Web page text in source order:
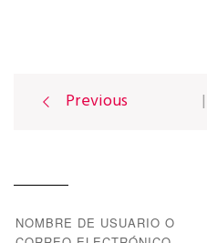
o
Previous |
NOMBRE DE USUARIO O